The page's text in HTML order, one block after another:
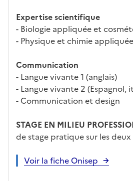
Expertise scientifique
- Biologie appliquée et
- Physique et chimie
Communication
- Langue vivante 1 (anglais)
- Langue vivante 2 (Espagnol,
- Communication et design
STAGE EN MILIEU
de stage pratique sur les deux
Voir la fiche Onisep